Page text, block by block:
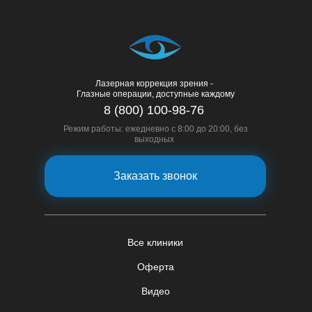
Лазерная коррекция зрения -
Глазные операции, доступные каждому
Оферта
Видео
Все клиники
8 (800) 100-98-76
Режим работы: ежедневно с 8:00 до 20:00, без
выходных
Заказать звонок